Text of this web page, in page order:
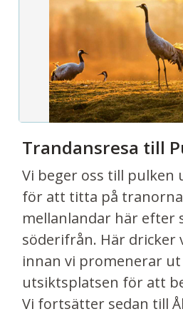
Trandansresa till
Vi beger oss till pulken
för att titta på
mellanlandar här efter
söderifrån. Här dricker
innan vi promenerar
utsiktsplatsen för att
Vi fortsätter sedan till